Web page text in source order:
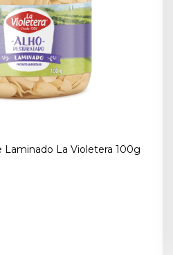
Laminado La Violetera 100g